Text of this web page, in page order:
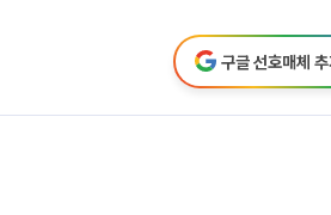
구글 선호매체